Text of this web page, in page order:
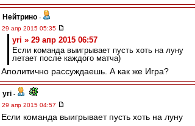
Нейтрино -
29 апр 2015 05:35
yri » 29 апр 2015 06:57
Если команда выигрывает пусть хоть на луну
летает после каждого матча)
Аполитично рассуждаешь. А как же Игра?
yri -
29 апр 2015 04:57
Если команда выигрывает пусть хоть на луну